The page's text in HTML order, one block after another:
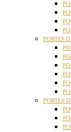
PORTES
PORTES